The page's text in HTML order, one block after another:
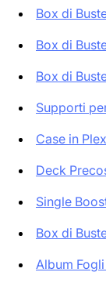
Box di
Box di
Box di
Supporti
Case in
Deck
Single
Box di
Album